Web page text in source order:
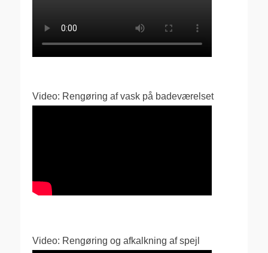
Video: Rengøring af vask på badeværelset
Video: Rengøring og afkalkning af spejl